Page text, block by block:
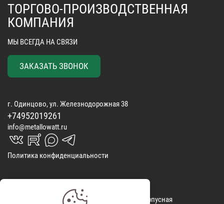
ТОРГОВО-ПРОИЗВОДСТВЕННАЯ
КОМПАНИЯ
МЫ ВСЕГДА НА СВЯЗИ
ЗАКАЗАТЬ ЗВОНОК
г. Одинцово, ул. Железнодорожная 38
+74952019261
info@metallowatt.ru
vk_in rutube_in max_s telegrams_in
Политика конфиденциальности
КОНТАКТЫ Корпусная